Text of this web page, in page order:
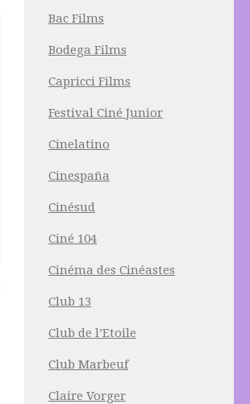
Bac Films
Bodega Films
Capricci Films
Festival Ciné Junior
Cinelatino
Cinespaña
Cinésud
Ciné 104
Cinéma des Cinéastes
Club 13
Club de l’Etoile
Club Marbeuf
Claire Vorger